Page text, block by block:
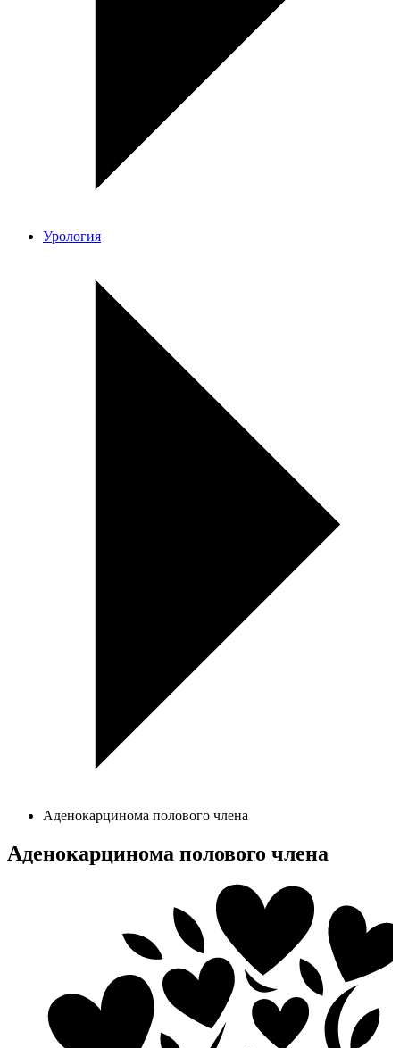
Урология
Аденокарцинома полового члена
Аденокарцинома полового члена